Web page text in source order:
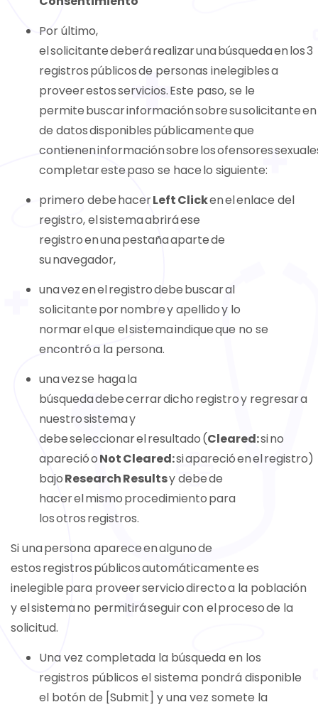
Por último,
el solicitante deberá realizar una búsqueda en los 3
registros públicos de personas inelegibles a
proveer estos servicios. Este paso, se le
permite buscar información sobre su solicitante
de datos disponibles públicamente que
contienen información sobre los ofensores
completar este paso se hace lo siguiente:
primero debe hacerLeftClicken el enlace del
registro, el sistema abrirá ese
registro en una pestaña aparte de
su navegador,
una vez en el registro debe buscar al
solicitante por nombre y apellido y lo
normar el que el sistema indique que no se
encontró a la persona.
una vez se haga la
búsqueda debe cerrar dicho registro y regresar a
nuestro sistema y
debe seleccionar el resultado (Cleared:si no
apareció oNot Cleared:si apareció en el registro)
bajoResearch Resultsy debe de
hacer el mismo procedimiento para
los otros registros.
Si una persona aparece en alguno de
estos registros públicos automáticamente es
inelegible para proveer servicio directo a la población
y el sistema no permitirá seguir con el proceso de la
solicitud.
Una vez completada la búsqueda en los
registros públicos el sistema pondrá disponible
el botón de [Submit] y una vez somete la